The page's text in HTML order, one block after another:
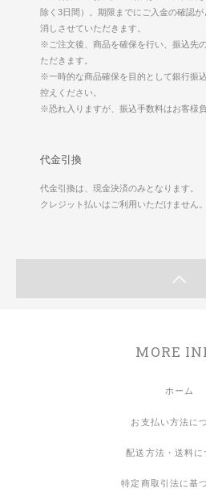
除く3日間）。期限までにご入金の確認
消しさせていただきます。
※ご注文後、商品を確保を行い、振込先
ただきます。
※一時的な商品確保を目的として銀行振
控えください。
※恐れ入りますが、振込手数料はお客様
代金引換
代金引換は、現金決済のみとなります。
クレジット払いはご利用いただけません。
MORE
ホーム
お支払い方法に
配送方法・送料に
特定商取引法に基